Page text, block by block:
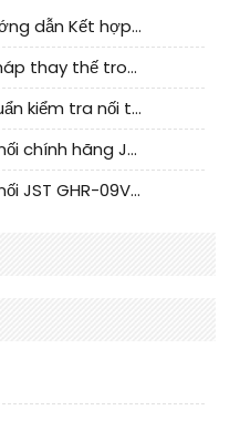
CNC Tech Đánh giá và Hướng dẫn Kết hợp Sản xuất Linh kiện Cable Nội địa
I-Pex cao tần dây束 giải pháp thay thế trong nước phân tích
CLIFF dưới参照 của tiêu chuẩn kiểm tra nối tiếp器 trong nước được cập nhật
JST kết nối - cung cấp kết nối chính hãng JST NSHR-02V-S | sản phẩm thay thế
JST kết nối - cung cấp kết nối JST GHR-09V-S chính hãng | hàng thay thế